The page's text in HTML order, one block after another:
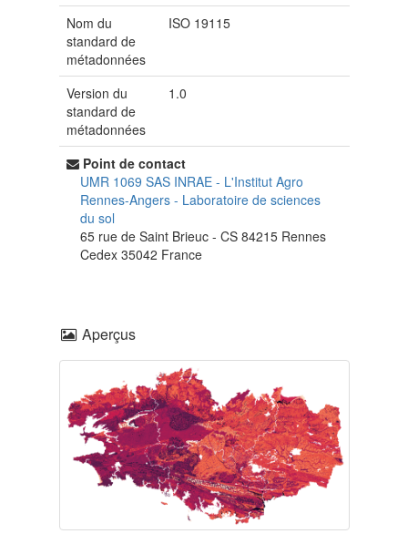
Nom du
standard de
métadonnées
ISO 19115
Version du
standard de
métadonnées
1.0
Point de contact
UMR 1069 SAS INRAE - L'Institut Agro
Rennes-Angers - Laboratoire de sciences
du sol
65 rue de Saint Brieuc - CS 84215 Rennes
Cedex 35042 France
Aperçus